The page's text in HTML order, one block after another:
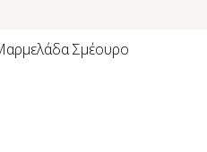
Σμέουρο